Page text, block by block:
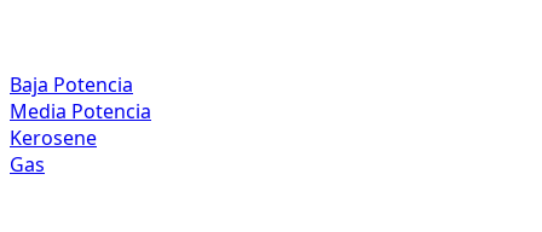
Baja Potencia
Media Potencia
Kerosene
Gas